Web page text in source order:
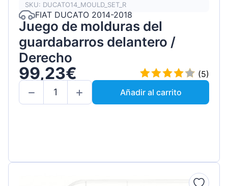
SKU: DUCATO14_MOULD_SET_R
FIAT DUCATO 2014-2018
Juego de molduras del
guardabarros delantero /
Derecho
99,23€
(5)
Añadir al carrito